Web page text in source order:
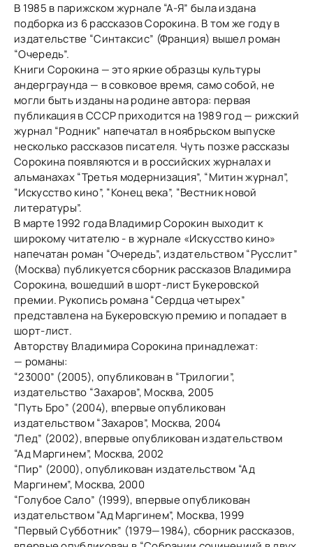
В 1985 в парижском журнале “А-Я” была издана
подборка из 6 рассказов Сорокина. В том же году в
издательстве “Синтаксис” (Франция) вышел роман
“Очередь”.
Книги Сорокина — это яркие образцы культуры
андерграунда — в совковое время, само собой, не
могли быть изданы на родине автора: первая
публикация в СССР приходится на 1989 год — рижский
журнал “Родник” напечатал в ноябрьском выпуске
несколько рассказов писателя. Чуть позже рассказы
Сорокина появляются и в российских журналах и
альманахах “Третья модернизация”, “Митин журнал”,
“Искусство кино”, “Конец века”, “Вестник новой
литературы”.
В марте 1992 года Владимир Сорокин выходит к
широкому читателю - в журнале «Искусство кино»
напечатан роман “Очередь”, издательством “Русслит”
(Москва) публикуется сборник рассказов Владимира
Сорокина, вошедший в шорт-лист Букеровской
премии. Рукопись романа “Сердца четырех”
представлена на Букеровскую премию и попадает в
шорт-лист.
Авторству Владимира Сорокина принадлежат:
— романы:
“23000” (2005), опубликован в “Трилогии”,
издательство “Захаров”, Москва, 2005
“Путь Бро” (2004), впервые опубликован
издательством “Захаров”, Москва, 2004
“Лед” (2002), впервые опубликован издательством
“Ад Маргинем”, Москва, 2002
“Пир” (2000), опубликован издательством “Ад
Маргинем”, Москва, 2000
“Голубое Сало” (1999), впервые опубликован
издательством “Ад Маргинем”, Москва, 1999
“Первый Субботник” (1979—1984), сборник рассказов,